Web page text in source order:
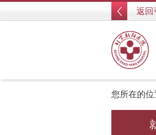
返回
您所在的位